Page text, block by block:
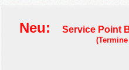
Neu: Service Point